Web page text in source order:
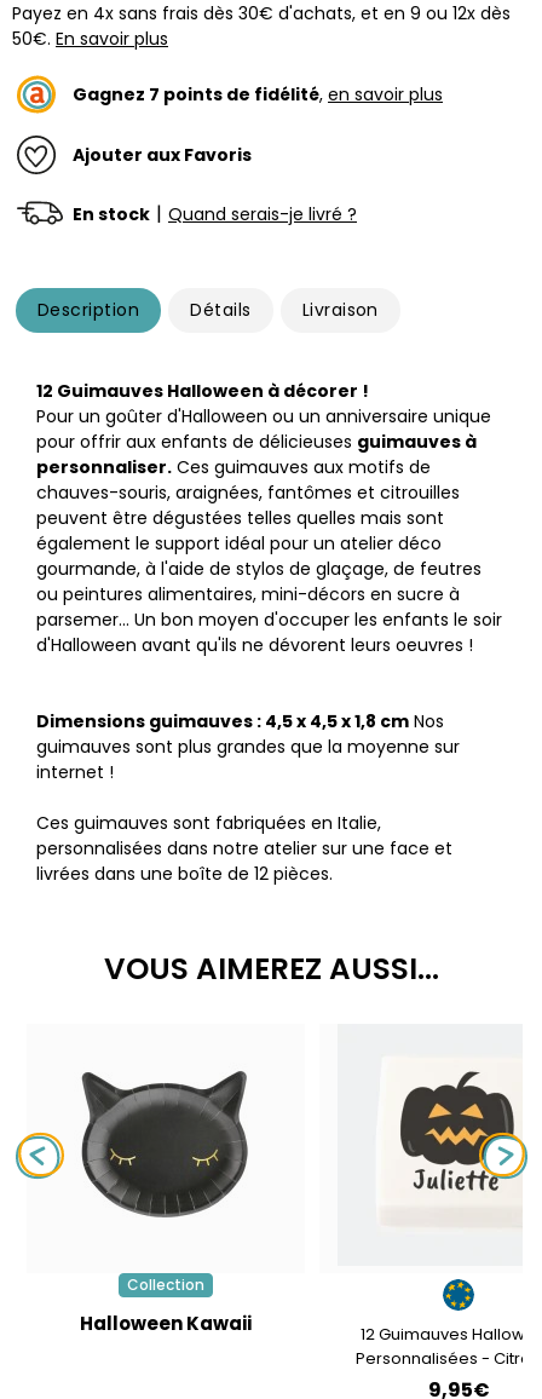
Payez en 4x sans frais dès 30€ d'achats, et en 9 ou 12x dès
50€. En savoir plus
Gagnez 7 points de fidélité, en savoir plus
Ajouter aux Favoris
En stock | Quand serais-je livré ?
Description Détails Livraison
12 Guimauves Halloween à décorer !
Pour un goûter d'Halloween ou un anniversaire unique
pour offrir aux enfants de délicieuses guimauves à
personnaliser. Ces guimauves aux motifs de
chauves-souris, araignées, fantômes et citrouilles
peuvent être dégustées telles quelles mais sont
également le support idéal pour un atelier déco
gourmande, à l'aide de stylos de glaçage, de feutres
ou peintures alimentaires, mini-décors en sucre à
parsemer... Un bon moyen d'occuper les enfants le soir
d'Halloween avant qu'ils ne dévorent leurs oeuvres !
Dimensions guimauves : 4,5 x 4,5 x 1,8 cm Nos
guimauves sont plus grandes que la moyenne sur
internet !
Ces guimauves sont fabriquées en Italie,
personnalisées dans notre atelier sur une face et
livrées dans une boîte de 12 pièces.
VOUS AIMEREZ AUSSI...
Collection
Halloween Kawaii
12 Guimauves
Personnalisées -
9,95€